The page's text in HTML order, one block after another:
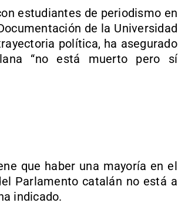
estudiantes de periodismo en
de la Universidad
política, ha asegurado
“no está muerto pero sí
que haber una mayoría en el
Parlamento catalán no está a
indicado.